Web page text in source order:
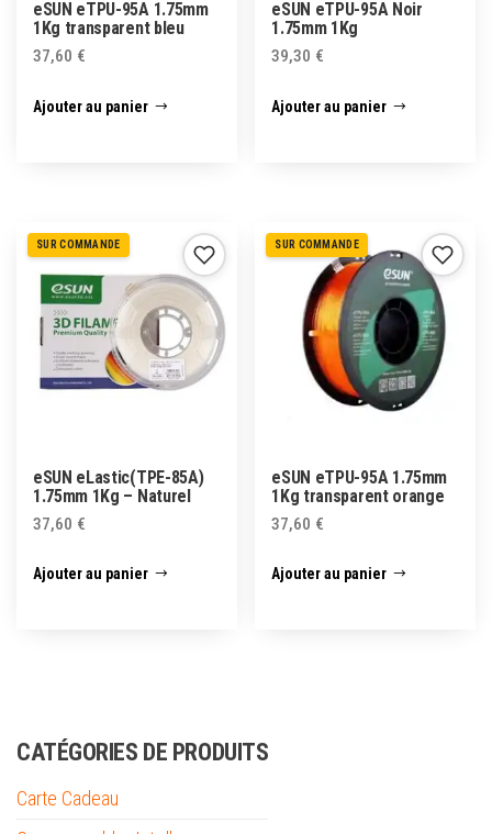
eSUN eTPU-95A 1.75mm
1Kg transparent bleu
37,60 €
Ajouter au panier
eSUN eTPU-95A Noir
1.75mm 1Kg
39,30 €
Ajouter au panier
SUR COMMANDE
eSUN eLastic(TPE-85A)
1.75mm 1Kg – Naturel
37,60 €
Ajouter au panier
SUR COMMANDE
eSUN eTPU-95A 1.75mm
1Kg transparent orange
37,60 €
Ajouter au panier
CATÉGORIES DE PRODUITS
Carte Cadeau